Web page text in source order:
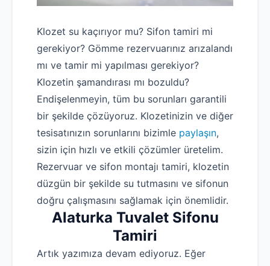
Klozet su kaçırıyor mu? Sifon tamiri mi
gerekiyor? Gömme rezervuarınız arızalandı
mı ve tamir mi yapılması gerekiyor?
Klozetin şamandırası mı bozuldu?
Endişelenmeyin, tüm bu sorunları garantili
bir şekilde çözüyoruz. Klozetinizin ve diğer
tesisatınızın sorunlarını bizimle paylaşın,
sizin için hızlı ve etkili çözümler üretelim.
Rezervuar ve sifon montajı tamiri, klozetin
düzgün bir şekilde su tutmasını ve sifonun
doğru çalışmasını sağlamak için önemlidir.
Alaturka Tuvalet Sifonu
Tamiri
Artık yazımıza devam ediyoruz. Eğer